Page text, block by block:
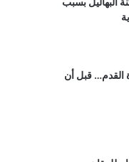
القدم… قبل أن